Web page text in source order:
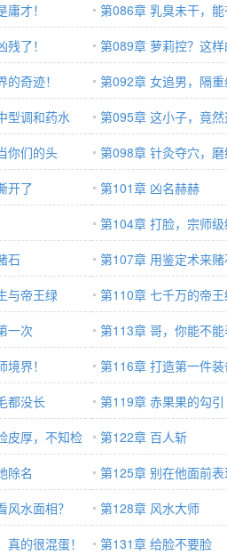
才！
第086章 乳臭未干，
术？
了！
第089章 萝莉控？这
态啊
奇迹！ 第092章 女追男，隔重
型调和药水
第095章 这小子，竟然
你们的头
第098章 针灸夺穴，
意志！
开了
第101章 凶名赫赫
第104章 打脸，宗师级
石
第107章 用鉴定术来赌
与帝王绿
第110章 七千万的帝
一次
第113章 哥，你能不
点儿
界！
第116章 打造第一件装
都没长
第119章 赤果果的勾引
皮厚，不知检
第122章 百人斩
除名
第125章 别在他面前
水面相？
第128章 风水大师
的很混蛋！
第131章 给脸不要脸